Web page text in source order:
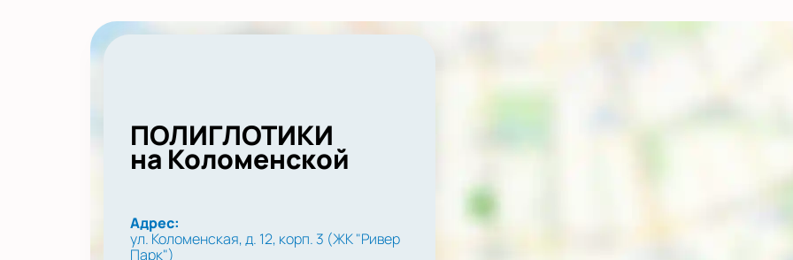
ПОЛИГЛОТИКИ
на Коломенской
Адрес:
ул. Коломенская, д. 12, корп. 3 (ЖК "Ривер
Парк")